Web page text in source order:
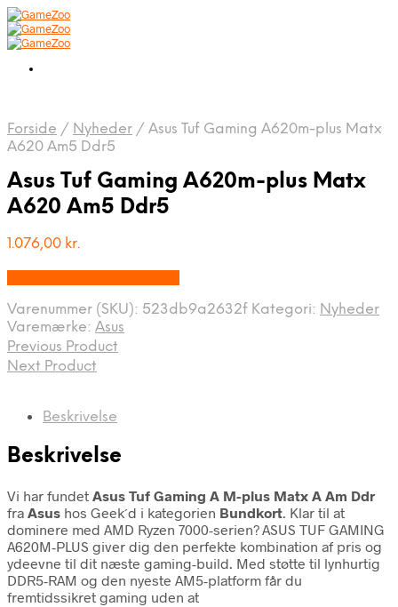
Forside / Nyheder / Asus Tuf Gaming A620m-plus Matx
A620 Am5 Ddr5
Asus Tuf Gaming A620m-plus Matx
A620 Am5 Ddr5
1.076,00 kr.
Varenummer (SKU): 523db9a2632f Kategori: Nyheder
Varemærke: Asus
Previous Product
Next Product
Beskrivelse
Beskrivelse
Vi har fundet Asus Tuf Gaming A M-plus Matx A Am Ddr
fra Asus hos Geek´d i kategorien Bundkort. Klar til at
dominere med AMD Ryzen 7000-serien? ASUS TUF GAMING
A620M-PLUS giver dig den perfekte kombination af pris og
ydeevne til dit næste gaming-build. Med støtte til lynhurtig
DDR5-RAM og den nyeste AM5-platform får du
fremtidssikret gaming uden at